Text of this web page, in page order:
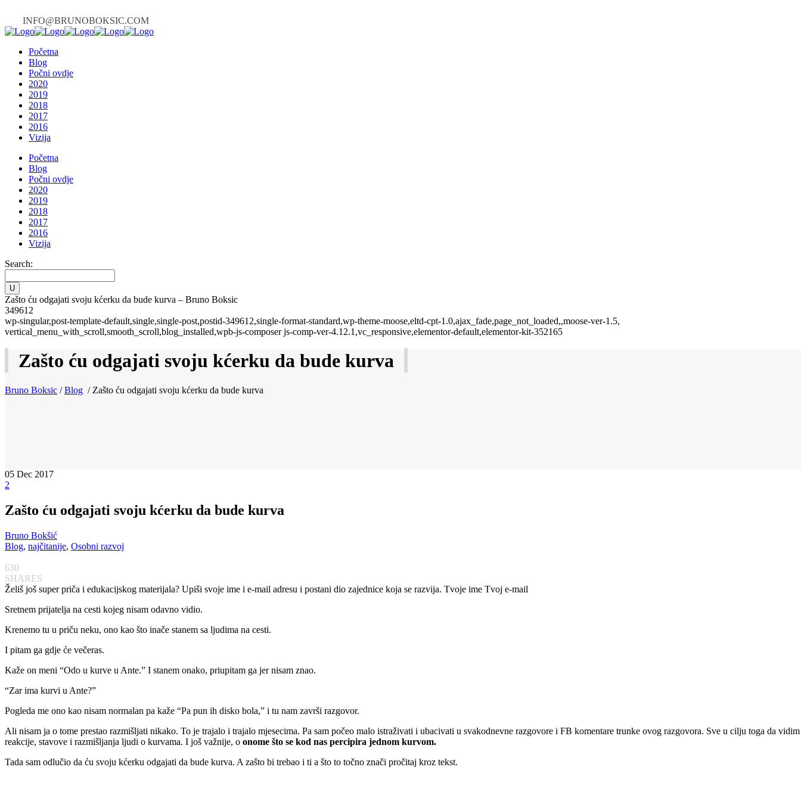
INFO@BRUNOBOKSIC.COM
Početna
Blog
Počni ovdje
2020
2019
2018
2017
2016
Vizija
Početna
Blog
Počni ovdje
2020
2019
2018
2017
2016
Vizija
Search:
Zašto ću odgajati svoju kćerku da bude kurva – Bruno Boksic
349612
wp-singular,post-template-default,single,single-post,postid-349612,single-format-standard,wp-theme-moose,eltd-cpt-1.0,ajax_fade,page_not_loaded,,moose-ver-1.5,
vertical_menu_with_scroll,smooth_scroll,blog_installed,wpb-js-composer js-comp-ver-4.12.1,vc_responsive,elementor-default,elementor-kit-352165
Zašto ću odgajati svoju kćerku da bude kurva
Bruno Boksic /Blog / Zašto ću odgajati svoju kćerku da bude kurva
05 Dec 2017
2
Zašto ću odgajati svoju kćerku da bude kurva
Bruno Bokšić
Blog, najčitanije, Osobni razvoj
630
SHARES
Želiš još super priča i edukacijskog materijala? Upiši svoje ime i e-mail adresu i postani dio zajednice koja se razvija. Tvoje ime Tvoj e-mail
Sretnem prijatelja na cesti kojeg nisam odavno vidio.
Krenemo tu u priču neku, ono kao što inače stanem sa ljudima na cesti.
I pitam ga gdje će večeras.
Kaže on meni “Odo u kurve u Ante.” I stanem onako, priupitam ga jer nisam znao.
“Zar ima kurvi u Ante?”
Pogleda me ono kao nisam normalan pa kaže “Pa pun ih disko bola,” i tu nam završi razgovor.
Ali nisam ja o tome prestao razmišljati nikako. To je trajalo i trajalo mjesecima. Pa sam počeo malo istraživati i ubacivati u svakodnevne razgovore i FB komentare trunke ovog razgovora. Sve u cilju toga da vidim
reakcije, stavove i razmišljanja ljudi o kurvama. I još važnije, o onome što se kod nas percipira jednom kurvom.
Tada sam odlučio da ću svoju kćerku odgajati da bude kurva. A zašto bi trebao i ti a što to točno znači pročitaj kroz tekst.